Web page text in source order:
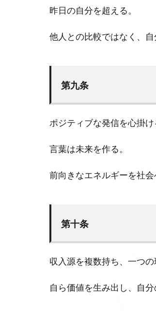
昨日の自分を超える。
他人との比較ではなく、自
第九条
ポジティブな発信を心掛け
言葉は未来を作る。
前向きなエネルギーを社会
第十条
収入源を複数持ち、一つ
自ら価値を生み出し、自